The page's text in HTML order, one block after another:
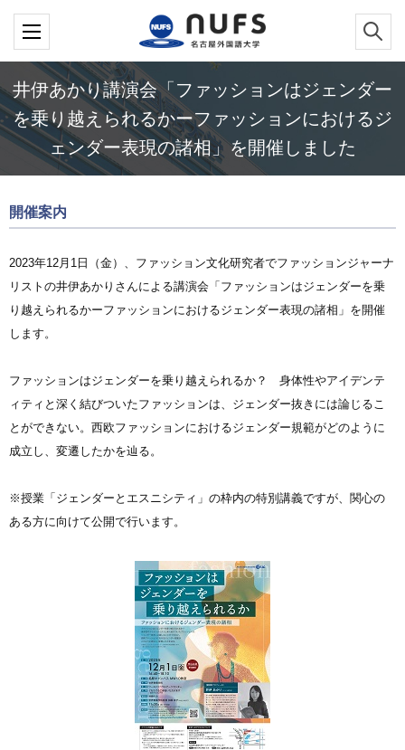
井伊あかり講演会「ファッションはジェンダー
を乗り越えられるかーファッションにおけるジ
ェンダー表現の諸相」を開催しました
開催案内
2023年12月1日（金）、ファッション文化研究者でファッションジャーナ
リストの井伊あかりさんによる講演会「ファッションはジェンダーを乗
り越えられるかーファッションにおけるジェンダー表現の諸相」を開催
します。
ファッションはジェンダーを乗り越えられるか？ 身体性やアイデンテ
ィティと深く結びついたファッションは、ジェンダー抜きには論じるこ
とができない。西欧ファッションにおけるジェンダー規範がどのように
成立し、変遷したかを辿る。
※授業「ジェンダーとエスニシティ」の枠内の特別講義ですが、関心の
ある方に向けて公開で行います。